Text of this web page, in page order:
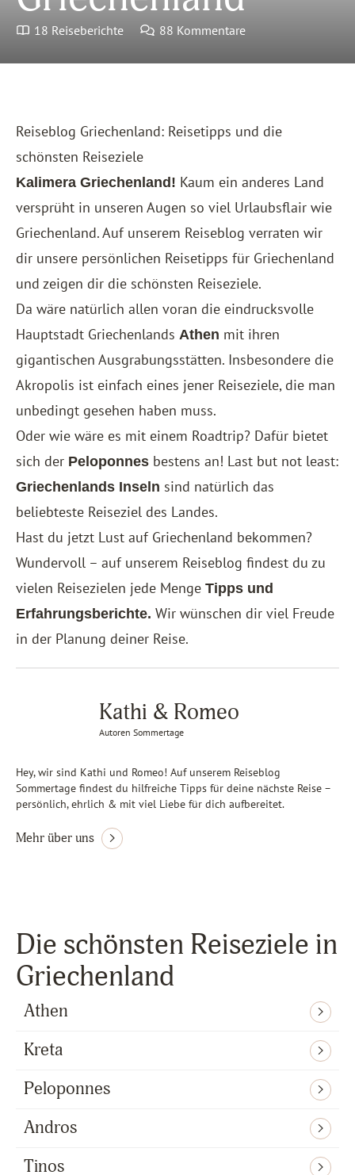
18 Reiseberichte 88 Kommentare
Reiseblog Griechenland: Reisetipps und die
schönsten Reiseziele
Kalimera Griechenland! Kaum ein anderes Land
versprüht in unseren Augen so viel Urlaubsflair wie
Griechenland. Auf unserem Reiseblog verraten wir
dir unsere persönlichen Reisetipps für Griechenland
und zeigen dir die schönsten Reiseziele.
Da wäre natürlich allen voran die eindrucksvolle
Hauptstadt Griechenlands Athen mit ihren
gigantischen Ausgrabungsstätten. Insbesondere die
Akropolis ist einfach eines jener Reiseziele, die man
unbedingt gesehen haben muss.
Oder wie wäre es mit einem Roadtrip? Dafür bietet
sich der Peloponnes bestens an! Last but not least:
Griechenlands Inseln sind natürlich das
beliebteste Reiseziel des Landes.
Hast du jetzt Lust auf Griechenland bekommen?
Wundervoll – auf unserem Reiseblog findest du zu
vielen Reisezielen jede Menge Tipps und
Erfahrungsberichte. Wir wünschen dir viel Freude
in der Planung deiner Reise.
Kathi & Romeo
Autoren Sommertage
Hey, wir sind Kathi und Romeo! Auf unserem Reiseblog
Sommertage findest du hilfreiche Tipps für deine nächste Reise –
persönlich, ehrlich & mit viel Liebe für dich aufbereitet.
Mehr über uns
Die schönsten Reiseziele in
Griechenland
Athen
Kreta
Peloponnes
Andros
Tinos